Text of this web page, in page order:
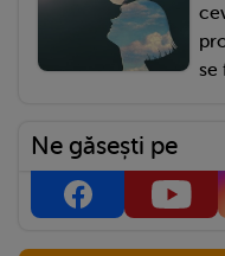
se
Ne găsești pe